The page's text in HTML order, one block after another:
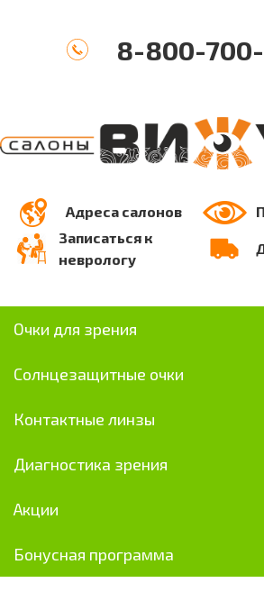
8-800-
Адреса салонов
Записаться к
неврологу
Очки для зрения
Солнцезащитные очки
Контактные линзы
Диагностика зрения
Акции
Бонусная программа